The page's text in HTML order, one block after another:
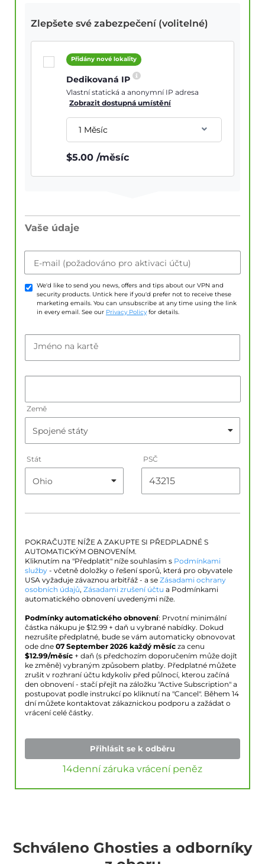
Zlepšete své zabezpečení (volitelné)
Přidány nové lokality
Dedikovaná IP
Vlastní statická a anonymní IP adresa
Zobrazit dostupná umístění
1 Měsíc
$5.00 /měsíc
Vaše údaje
E-mail (požadováno pro aktivaci účtu)
We'd like to send you news, offers and tips about our VPN and
security products. Untick here if you'd prefer not to receive these
marketing emails. You can unsubscribe at any time using the link
in every email. See our Privacy Policy for details.
Jméno na kartě
Země
Stát PSČ
POKRAČUJTE NÍŽE A ZAKUPTE SI PŘEDPLADNÉ S
AUTOMATICKÝM OBNOVENÍM.
Kliknutím na "Předplatit" níže souhlasím s Podmínkami
služby - včetně doložky o řešení sporů, která pro obyvatele
USA vyžaduje závaznou arbitřáž - a se Zásadami ochrany
osobních údajů, Zásadami zrušení účtu a Podmínkami
automatického obnovení uvedenými níže.
Podmínky automatického obnovení: Prvotní minimální
částka nákupu je $12.99 + daň u vybrané nabídky. Dokud
nezrušíte předplatné, bude se vám automaticky obnovovat
ode dne 07 September 2026 každý měsíc za cenu
$12.99/měsíc + daň (s předchozím doporučením může dojít
ke změně) vybraným způsobem platby. Předplatné můžete
zrušit v rozhraní účtu kdykoliv před půlnocí, kterou začíná
den obnovení - stačí přejít na záložku "Active Subscription" a
postupovat podle instrukcí po kliknutí na "Cancel". Během 14
dní můžete kontaktovat zákaznickou podporu a zažádat o
vrácení celé částky.
Přihlásit se k odběru
14denní záruka vrácení peněz
Schváleno Ghosties a odborníky